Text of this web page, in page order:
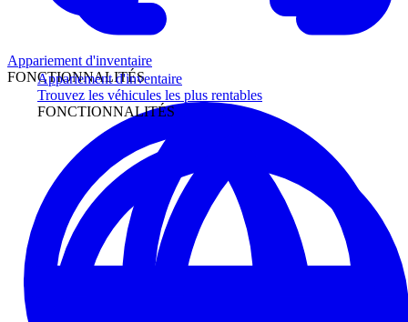
Appariement d'inventaire
Trouvez les véhicules les plus rentables
FONCTIONNALITÉS
Appariement d'inventaire
FONCTIONNALITÉS